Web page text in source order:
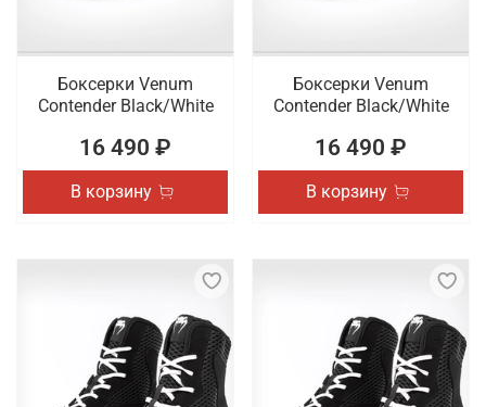
Боксерки Venum
Contender Black/White
16 490 ₽
В корзину
Боксерки Venum
Contender Black/White
16 490 ₽
В корзину